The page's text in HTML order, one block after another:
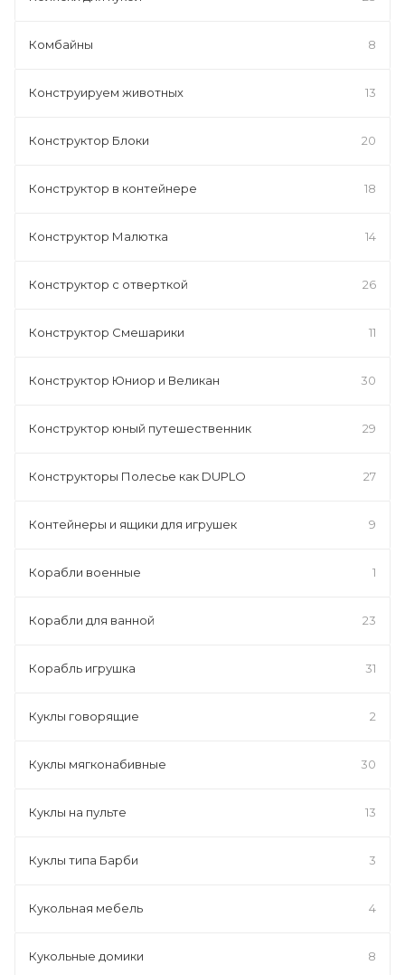
Комбайны 8
Конструируем животных 13
Конструктор Блоки 20
Конструктор в контейнере 18
Конструктор Малютка 14
Конструктор с отверткой 26
Конструктор Смешарики 11
Конструктор Юниор и Великан 30
Конструктор юный путешественник 29
Конструкторы Полесье как DUPLO 27
Контейнеры и ящики для игрушек 9
Корабли военные 1
Корабли для ванной 23
Корабль игрушка 31
Куклы говорящие 2
Куклы мягконабивные 30
Куклы на пульте 13
Куклы типа Барби 3
Кукольная мебель 4
Кукольные домики 8